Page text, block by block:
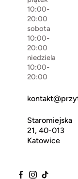
10:00-
20:00
sobota
10:00-
20:00
niedziela
10:00-
20:00
Staromiejska
21, 40-013
Katowice